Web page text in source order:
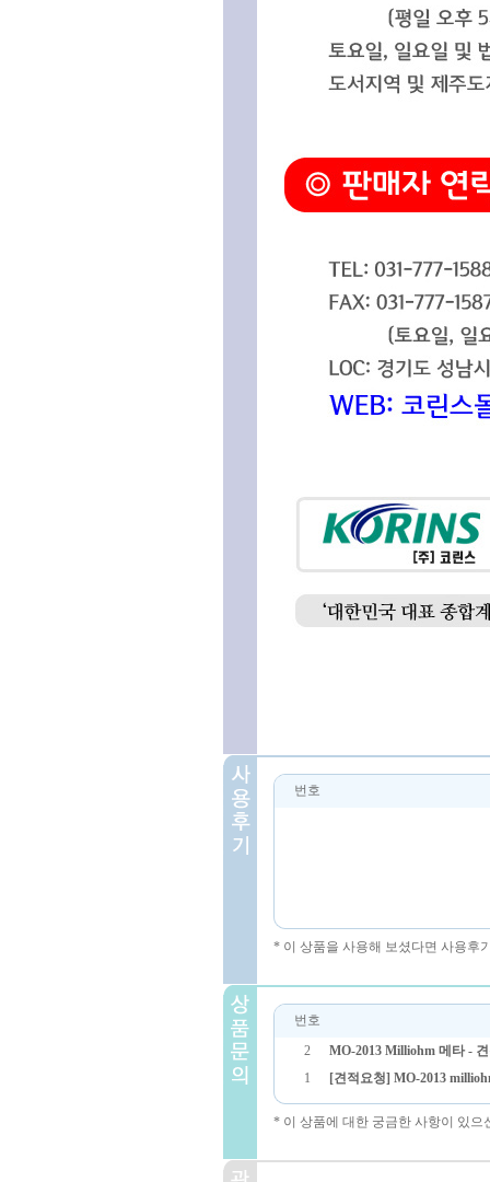
번호
* 이 상품을 사용해 보셨다면 사용후
번호
2
MO-2013 Milliohm 메타 -
1
[견적요청] MO-2013
* 이 상품에 대한 궁금한 사항이 있